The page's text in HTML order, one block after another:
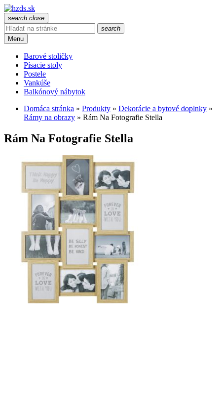
search close
search
Menu
Barové stoličky
Písacie stoly
Postele
Vankúše
Balkónový nábytok
Domáca stránka » Produkty » Dekorácie a bytové doplnky »
Rámy na obrazy » Rám Na Fotografie Stella
Rám Na Fotografie Stella